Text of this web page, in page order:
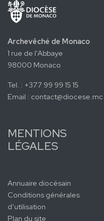
Archevêché de Monaco
1 rue de l'Abbaye
98000 Monaco
Tel. : +377 99 99 15 15
Email : contact@diocese.mc
MENTIONS
LÉGALES
Annuaire diocésain
Conditions générales
d’utilisation
Plan du site